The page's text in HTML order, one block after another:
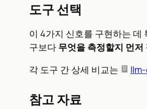
도구 선택
이 4가지 신호를 구현하는
구보다 무엇을 측정할지 먼저
각 도구 간 상세 비교는
참고 자료